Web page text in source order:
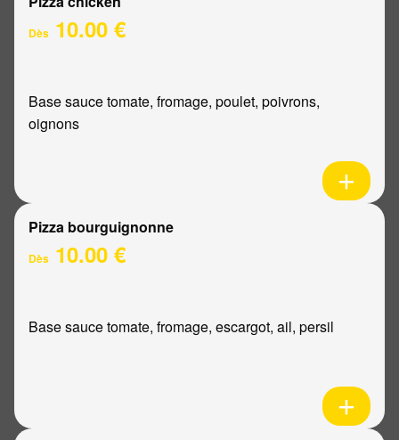
Dès 10.00 €
Base sauce tomate, fromage, poulet, poivrons,
oignons
Pizza bourguignonne
Dès 10.00 €
Base sauce tomate, fromage, escargot, ail, persil